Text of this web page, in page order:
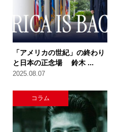
「アメリカの世紀」の終わり
と日本の正念場 鈴木 ...
2025.08.07
コラム